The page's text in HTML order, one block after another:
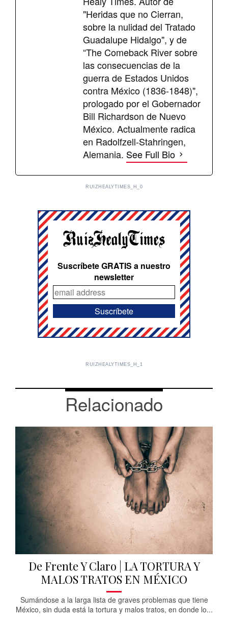
"Heridas que no Cierran,
sobre la nulidad del Tratado
Guadalupe Hidalgo", y de
“The Comeback River sobre
las consecuencias de la
guerra de Estados Unidos
contra México (1836-1848)",
prologado por el Gobernador
Bill Richardson de Nuevo
México. Actualmente radica
en Radolfzell-Stahringen,
Alemania. See Full Bio
RUIZHEALYTIMES_H_0
Suscríbete GRATIS a nuestro
newsletter
RUIZHEALYTIMES_H_1
Relacionado
De Frente Y Claro | LA TORTURA Y
MALOS TRATOS EN MÉXICO
Sumándose a la larga lista de graves problemas que tiene
México, sin duda está la tortura y malos tratos, en donde lo...